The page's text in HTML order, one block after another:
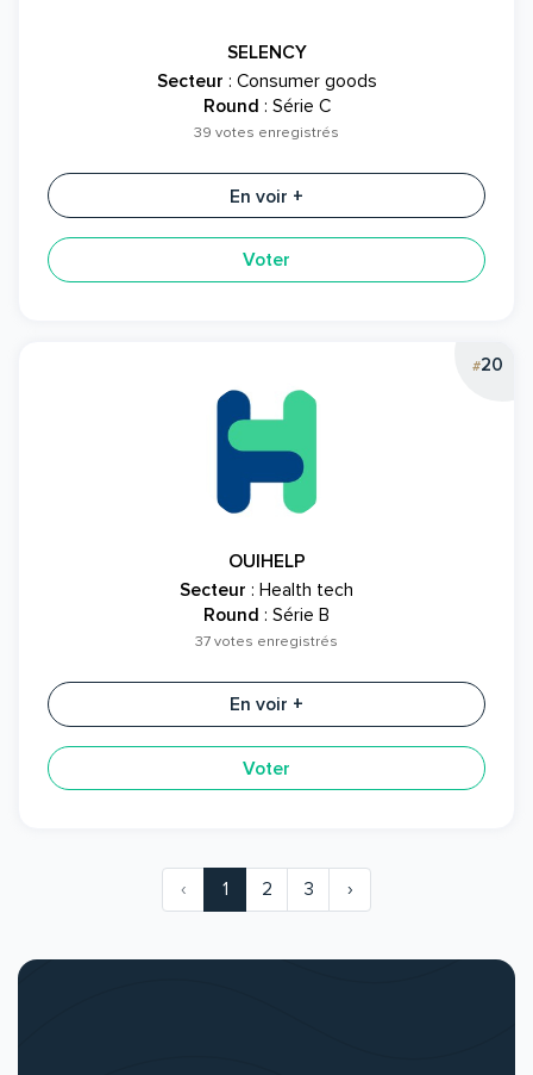
SELENCY
Secteur : Consumer goods
Round : Série C
39 votes enregistrés
En voir +
Voter
#20
OUIHELP
Secteur : Health tech
Round : Série B
37 votes enregistrés
En voir +
Voter
‹ 1 2 3 ›